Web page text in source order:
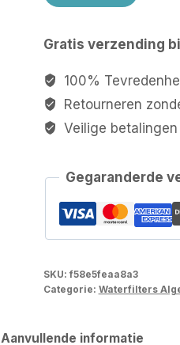
Gratis verzending
100%
Retourneren
Veilige betalingen
Gegaranderde
SKU: f58e5feaa8a3
Categorie: Waterfilters
Aanvullende informatie